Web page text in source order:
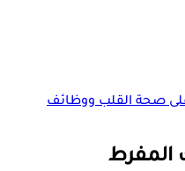
صحة القلب ووظائف
المفرط